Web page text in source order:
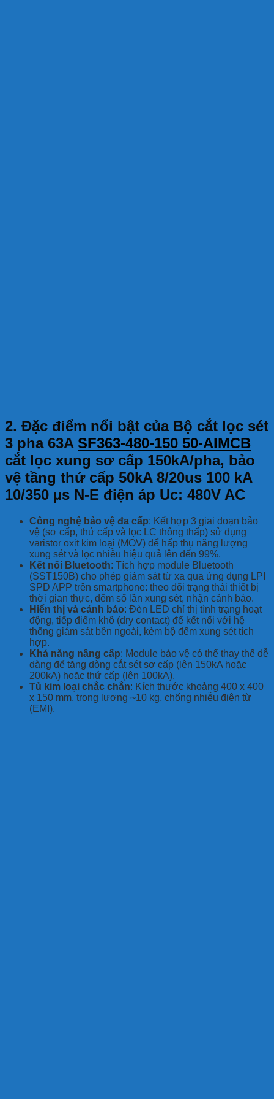
2. Đặc điểm nổi bật của Bộ cắt lọc sét
3 pha 63A SF363-480-150 50-AIMCB
cắt lọc xung sơ cấp 150kA/pha, bảo
vệ tầng thứ cấp 50kA 8/20us 100 kA
10/350 µs N-E điện áp Uc: 480V AC
Công nghệ bảo vệ đa cấp: Kết hợp 3 giai đoạn bảo
vệ (sơ cấp, thứ cấp và lọc LC thông thấp) sử dụng
varistor oxit kim loại (MOV) để hấp thụ năng lượng
xung sét và lọc nhiễu hiệu quả lên đến 99%.
Kết nối Bluetooth: Tích hợp module Bluetooth
(SST150B) cho phép giám sát từ xa qua ứng dụng LPI
SPD APP trên smartphone: theo dõi trạng thái thiết bị
thời gian thực, đếm số lần xung sét, nhận cảnh báo.
Hiển thị và cảnh báo: Đèn LED chỉ thị tình trạng hoạt
động, tiếp điểm khô (dry contact) để kết nối với hệ
thống giám sát bên ngoài, kèm bộ đếm xung sét tích
hợp.
Khả năng nâng cấp: Module bảo vệ có thể thay thế dễ
dàng để tăng dòng cắt sét sơ cấp (lên 150kA hoặc
200kA) hoặc thứ cấp (lên 100kA).
Tủ kim loại chắc chắn: Kích thước khoảng 400 x 400
x 150 mm, trọng lượng ~10 kg, chống nhiễu điện từ
(EMI).